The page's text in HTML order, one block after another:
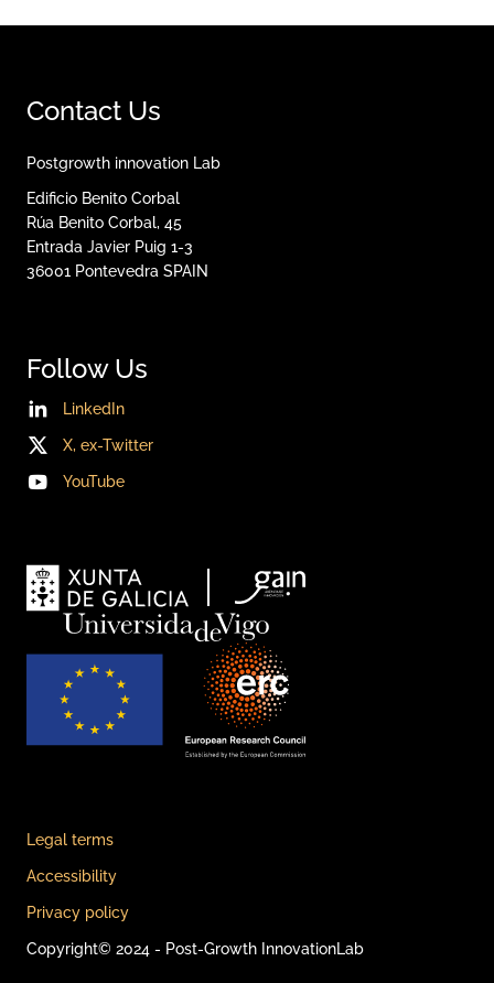
Contact Us
Postgrowth innovation Lab
Edificio Benito Corbal
Rúa Benito Corbal, 45
Entrada Javier Puig 1-3
36001 Pontevedra SPAIN
Follow Us
LinkedIn
X, ex-Twitter
YouTube
Legal terms
Accessibility
Privacy policy
Copyright© 2024 - Post-Growth InnovationLab